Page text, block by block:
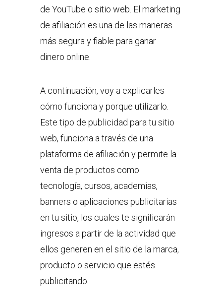
de YouTube o sitio web. El marketing
de afiliación es una de las maneras
más segura y fiable para ganar
dinero online.
A continuación, voy a explicarles
cómo funciona y porque utilizarlo.
Este tipo de publicidad para tu sitio
web, funciona a través de una
plataforma de afiliación y permite la
venta de productos como
tecnología, cursos, academias,
banners o aplicaciones publicitarias
en tu sitio, los cuales te significarán
ingresos a partir de la actividad que
ellos generen en el sitio de la marca,
producto o servicio que estés
publicitando.